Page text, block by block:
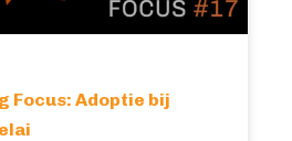
Focus: Adoptie bij